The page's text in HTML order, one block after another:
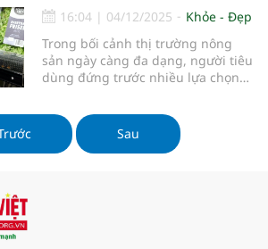
Môi trường đã ban hành Kế hoạch
triển khai truy xuất nguồn gốc
nông, lâm, thủy sản giai đoạn 2026
– 2030, tầm nhìn đến năm 2035,
với trọng tâm là đẩy mạnh xã hội
nông sản.
16:04 | 04/12/2025
Khỏe - Đẹp
Trong bối cảnh thị trường nông
sản ngày càng đa dạng, người tiêu
dùng đứng trước nhiều lựa chọn
rủi ro từ thực phẩm kém chất
lượng, không rõ nguồn gốc. Đọc
đúng thông tin trên nhãn hàng trở
Sau